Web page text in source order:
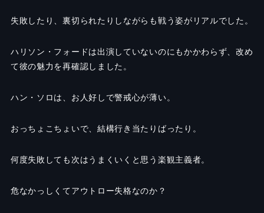
失敗したり、裏切られたりしながらも戦う姿がリアルでした。
ハリソン・フォードは出演していないのにもかかわらず、改め
て彼の魅力を再確認しました。
ハン・ソロは、お人好しで警戒心が薄い。
おっちょこちょいで、結構行き当たりばったり。
何度失敗しても次はうまくいくと思う楽観主義者。
危なかっしくてアウトロー失格なのか？